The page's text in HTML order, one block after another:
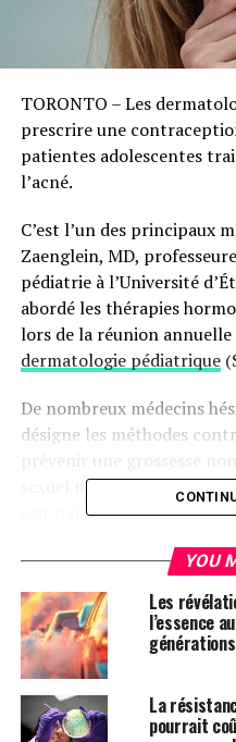
TORONTO – Les
prescrire une
patientes adolescentes
l’acné.
C’est l’un des principaux
Zaenglein, MD,
pédiatrie à l’Université
abordé les thérapies
lors de la réunion annuelle
dermatologie pédiatrique
De nombreux médecins
désigne les méthodes
sexuel non protégé ou un
soit par inconfort face à
News.
L’isotretinoïne, un
d’Accutane et d’autres
efficace contre l’acné,
tératogénicité graves ; la
mitigation des risques
YOU
Les
l’essence
La
pourrait